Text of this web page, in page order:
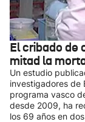
El cribado de
mitad la
Un estudio
investigadores de
programa vasco
desde 2009, ha
los 69 años en